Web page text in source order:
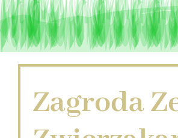
Zagroda